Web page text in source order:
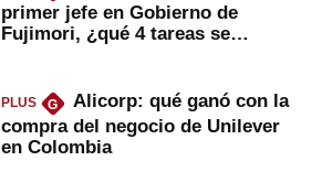
primer jefe en Gobierno de
Fujimori, ¿qué 4 tareas se
PLUS G
Alicorp: qué ganó con la
compra del negocio de Unilever
en Colombia